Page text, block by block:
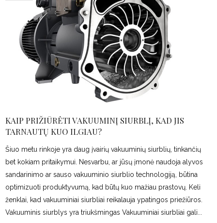
KAIP PRIŽIŪRĖTI VAKUUMINĮ SIURBLĮ, KAD JIS
TARNAUTŲ KUO ILGIAU?
Šiuo metu rinkoje yra daug įvairių vakuuminių siurblių, tinkančių
bet kokiam pritaikymui. Nesvarbu, ar jūsų įmonė naudoja alyvos
sandarinimo ar sauso vakuuminio siurblio technologiją, būtina
optimizuoti produktyvumą, kad būtų kuo mažiau prastovų. Keli
ženklai, kad vakuuminiai siurbliai reikalauja ypatingos priežiūros.
Vakuuminis siurblys yra triukšmingas Vakuuminiai siurbliai gali